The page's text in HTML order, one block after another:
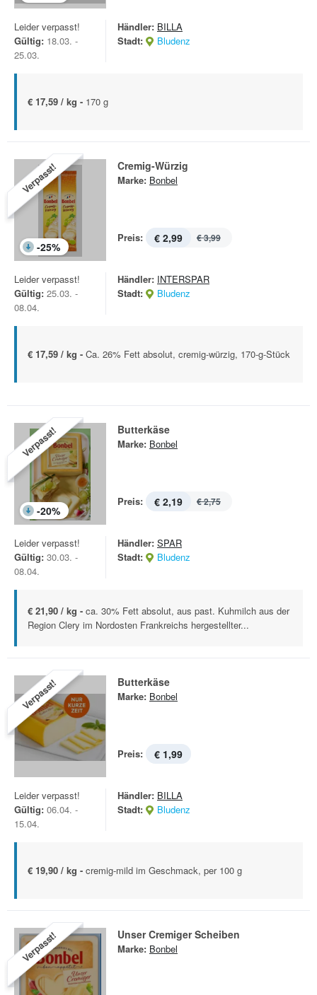
Leider verpasst!
Gültig: 18.03. -
25.03.
Händler: BILLA
Stadt:
Bludenz
€ 17,59 / kg - 170 g
Verpasst!
-25%
Cremig-Würzig
Marke: Bonbel
Preis: € 2,99 € 3,99
Leider verpasst!
Gültig: 25.03. -
08.04.
Händler: INTERSPAR
Stadt:
Bludenz
€ 17,59 / kg - Ca. 26% Fett absolut, cremig-würzig, 170-g-Stück
Verpasst!
-20%
Butterkäse
Marke: Bonbel
Preis: € 2,19 € 2,75
Leider verpasst!
Gültig: 30.03. -
08.04.
Händler: SPAR
Stadt:
Bludenz
€ 21,90 / kg - ca. 30% Fett absolut, aus past. Kuhmilch aus der
Region Clery im Nordosten Frankreichs hergestellter...
Verpasst! Butterkäse
Marke: Bonbel
Preis: € 1,99
Leider verpasst!
Gültig: 06.04. -
15.04.
Händler: BILLA
Stadt:
Bludenz
€ 19,90 / kg - cremig-mild im Geschmack, per 100 g
Verpasst! Unser Cremiger Scheiben
Marke: Bonbel